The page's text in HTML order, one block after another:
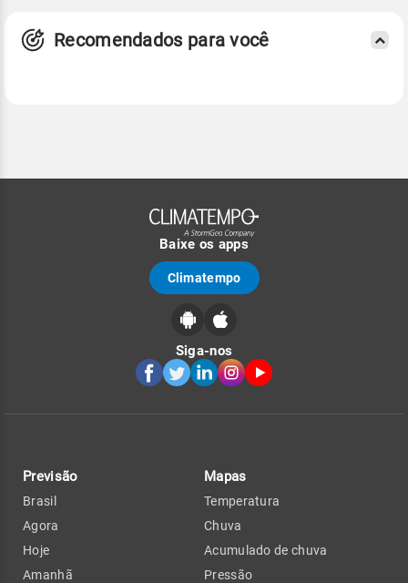
Recomendados para você
Baixe os apps
Climatempo
Siga-nos
Previsão
Brasil
Agora
Hoje
Amanhã
Mapas
Temperatura
Chuva
Acumulado de chuva
Pressão